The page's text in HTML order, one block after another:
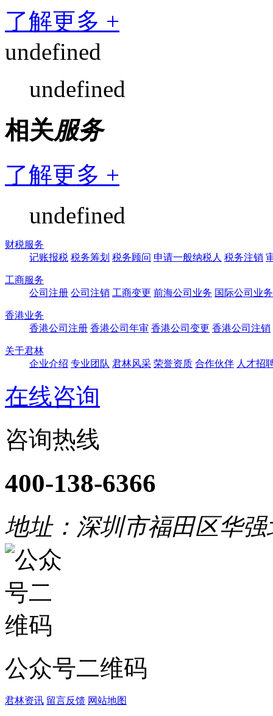
了解更多 +
undefined
undefined
相关服务
了解更多 +
undefined
财税服务
记账报税 税务筹划 税务顾问 申请一般纳税人 税务注销
工商服务
公司注册 公司注销 工商变更 前海公司业务 国际公司业务
香港业务
香港公司注册 香港公司年审 香港公司变更 香港公司注销
关于君林
企业介绍 专业团队 君林风采 荣誉资质 合作伙伴 人才招
在线咨询
咨询热线
400-138-6366
地址：深圳市福田区华
公众号二维码
君林资讯 留言反馈 网站地图